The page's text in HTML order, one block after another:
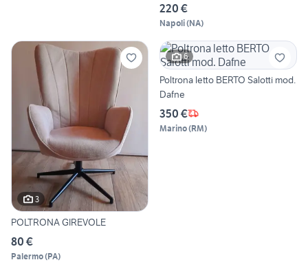
220 €
Napoli(NA)
3
POLTRONA GIREVOLE
80 €
Palermo(PA)
6
Poltrona letto BERTO Salotti mod.
Dafne
350 €
Marino(RM)